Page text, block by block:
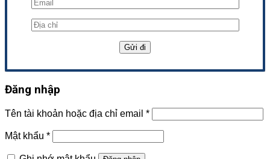
Đăng nhập
Tên tài khoản hoặc địa chỉ email *
Mật khẩu *